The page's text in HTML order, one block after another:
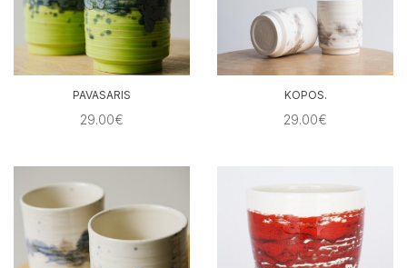
PAVASARIS
29.00€
KOPOS.
29.00€